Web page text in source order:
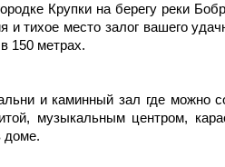
Крупки на берегу реки
тихое место залог вашего
150 метрах.
и каминный зал где можно
музыкальным центром,
доме.